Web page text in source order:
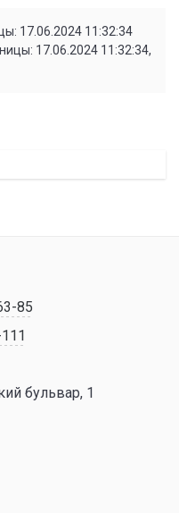
17.06.2024 11:32:34
17.06.2024 11:32:34,
85
бульвар, 1